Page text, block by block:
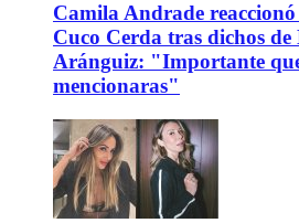
Camila Andrade
Cuco Cerda tras dichos de
Aránguiz: "Importante
mencionaras"